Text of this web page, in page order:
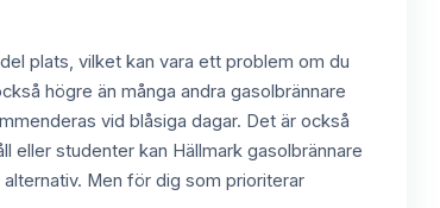
plats, vilket kan vara ett problem om du
högre än många andra gasolbrännare
vid blåsiga dagar. Det är också
eller studenter kan Hällmark gasolbrännare
Men för dig som prioriterar